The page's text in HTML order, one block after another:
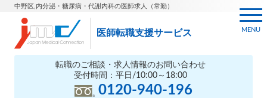
中野区,内分泌・糖尿病・代謝内科の医師求人（常勤）
医師転職支援サービス
転職のご相談・求人情報のお問い合わせ
受付時間：平日/10:00～18:00
0120-940-196
MENU